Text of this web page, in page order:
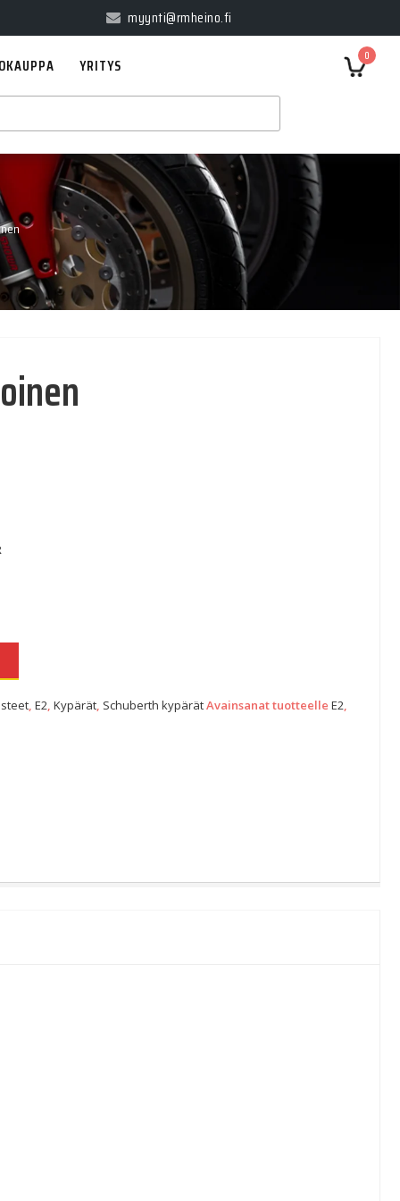
myynti@rmheino.fi
0
YRITYS
,E2 ,Kypärät Schuberth kypärätAvainsanat tuotteelleE2